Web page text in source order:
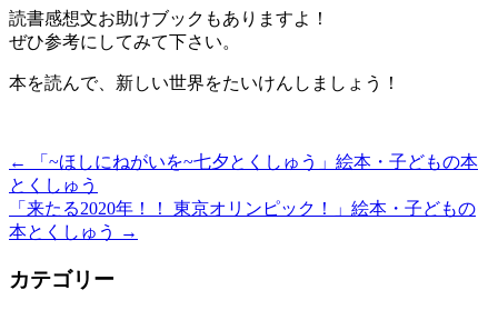
読書感想文お助けブックもありますよ！
ぜひ参考にしてみて下さい。
本を読んで、新しい世界をたいけんしましょう！
←
「~ほしにねがいを~七夕とくしゅう」絵本・子どもの本
とくしゅう
「来たる2020年！！ 東京オリンピック！」絵本・子どもの
本とくしゅう
→
カテゴリー